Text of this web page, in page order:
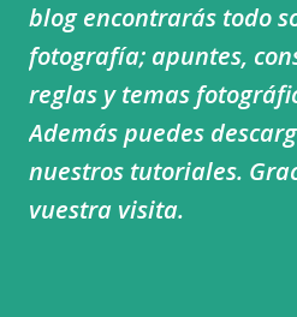
blog encontrarás todo
fotografía; apuntes,
reglas y temas
Además puedes
nuestros tutoriales.
vuestra visita.